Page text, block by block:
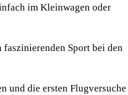
im Kleinwagen oder
Sport bei den
und die ersten Flugversuche